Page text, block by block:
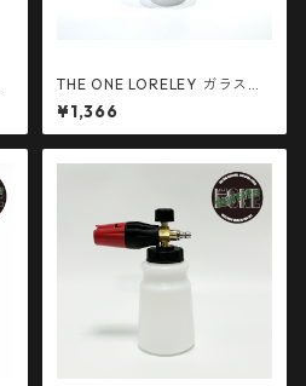
THE ONE LORELEY ガラスコ
ーティング メンテナンス剤 10
0mlお試しサイズ
¥1,366